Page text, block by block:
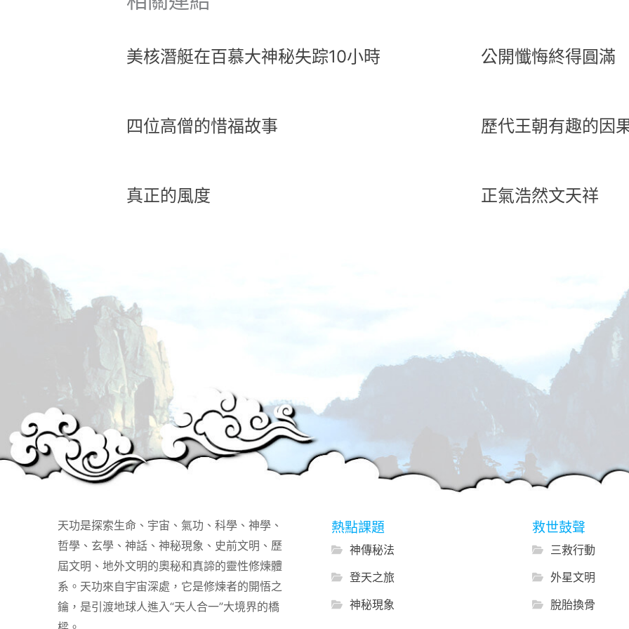
美核潛艇在百慕大神秘失踪10小時 公開懺悔終得圓滿
四位高僧的惜福故事 歷代王朝有趣的因
真正的風度 正氣浩然文天祥
天功是探索生命、宇宙、氣功、科學、神學、
哲學、玄學、神話、神秘現象、史前文明、歷
屆文明、地外文明的奧秘和真諦的靈性修煉體
系。天功來自宇宙深處，它是修煉者的開悟之
鑰，是引渡地球人進入“天人合一”大境界的橋
熱點課題
神傳秘法
登天之旅
神秘現象
救世鼓聲
三救行動
外星文明
脫胎換骨